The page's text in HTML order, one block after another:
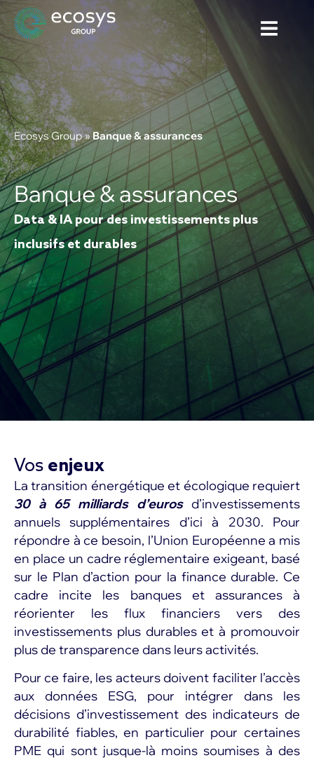
Ecosys Group»Banque & assurances
Banque & assurances
Data & IA pour des investissements plus
inclusifs et durables
Vos enjeux
La transition énergétique et écologique requiert
30 à 65 milliards d’eurosd’investissements
annuels supplémentaires d’ici à 2030. Pour
répondre à ce besoin, l’Union Européenne a mis
en place un cadre réglementaire exigeant, basé
sur le Plan d’action pour la finance durable. Ce
cadre incite les banques et assurances à
réorienter les flux financiers vers des
investissements plus durables et à promouvoir
plus de transparence dans leurs activités.
Pour ce faire, les acteurs doivent faciliter l’accès
aux données ESG, pour intégrer dans les
décisions d’investissement des indicateurs de
durabilité fiables, en particulier pour certaines
PME qui sont jusque-là moins soumises à des